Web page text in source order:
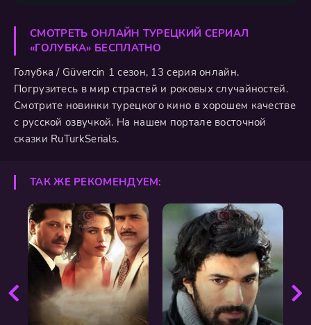
СМОТРЕТЬ ОНЛАЙН ТУРЕЦКИЙ СЕРИАЛ
«ГОЛУБКА» БЕСПЛАТНО
Голубка / Güvercin 1 сезон, 13 серия онлайн.
Погрузитесь в мир страстей и роковых случайностей.
Смотрите новинки турецкого кино в хорошем качестве
с русской озвучкой. На нашем портале восточной
сказки RuTurkSerials.
ТАК ЖЕ РЕКОМЕНДУЕМ: